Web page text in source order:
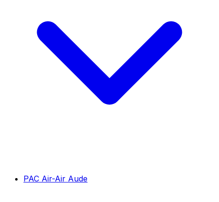
PAC Air-Air Aude